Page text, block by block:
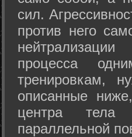
сил.
против него
процесса
тренировкам,
описанные
центра тела
параллельной